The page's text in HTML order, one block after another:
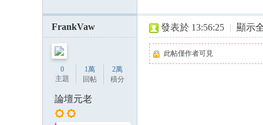
FrankVaw
0
主題
1萬
回帖
2萬
積分
論壇元老
發表於 13:56:25 | 顯示
此帖僅作者可見